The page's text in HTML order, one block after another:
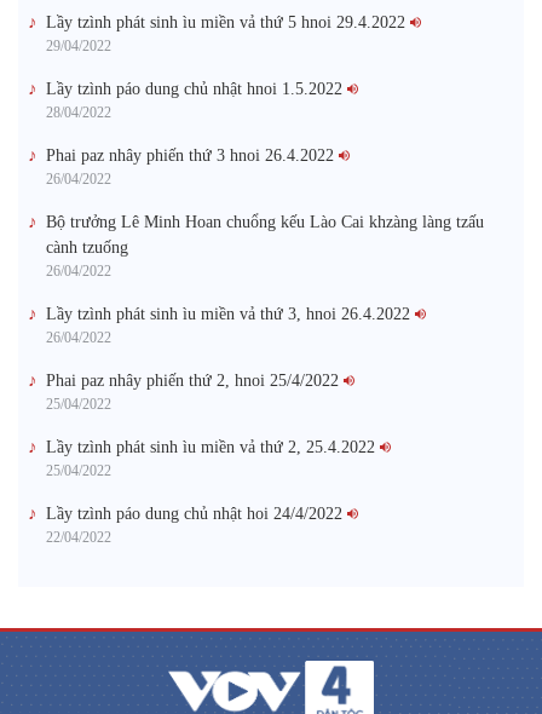
Lầy tzình phát sinh ìu miền vả thứ 5 hnoi 29.4.2022
29/04/2022
Lầy tzình páo dung chủ nhật hnoi 1.5.2022
28/04/2022
Phai paz nhây phiến thứ 3 hnoi 26.4.2022
26/04/2022
Bộ trưởng Lê Minh Hoan chuổng kếu Lào Cai khzàng làng tzấu
cành tzuống​
26/04/2022
Lầy tzình phát sinh ìu miền vả thứ 3, hnoi 26.4.2022
26/04/2022
Phai paz nhây phiến thứ 2, hnoi 25/4/2022
25/04/2022
Lầy tzình phát sinh ìu miền vả thứ 2, 25.4.2022
25/04/2022
Lầy tzình páo dung chủ nhật hoi 24/4/2022
22/04/2022